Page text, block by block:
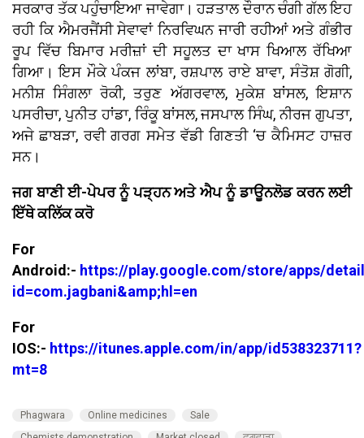
ਸਰਕਾਰ ਤੱਕ ਪਹੁੰਚਾਇਆ ਜਾਵੇਗਾ। ਹੜਤਾਲ ਦੌਰਾਨ ਚੰਗੀ ਗੱਲ ਇਹ
ਰਹੀ ਕਿ ਐਮਰਜੈਂਸੀ ਸੇਵਾਵਾਂ ਨਿਰਵਿਘਨ ਜਾਰੀ ਰਹੀਆਂ ਅਤੇ ਗੰਭੀਰ
ਰੂਪ ਵਿੱਚ ਬਿਮਾਰ ਮਰੀਜ਼ਾਂ ਦੀ ਸਹੂਲਤ ਦਾ ਖਾਸ ਖਿਆਲ ਰੱਖਿਆ
ਗਿਆ। ਇਸ ਮੌਕੇ ਪੰਕਜ ਲਾਂਬਾ, ਰਸ਼ਪਾਲ ਰਾਏ ਬਾਵਾ, ਸੰਤੋਸ਼ ਗੋਗੀ,
ਮਨੀਸ਼ ਸਿੰਗਲਾ ਰੋਕੀ, ਤਰੁਣ ਅੱਗਰਵਾਲ, ਮੁਕੇਸ਼ ਬਾਂਸਲ, ਇਸ਼ਾਨ
ਪਸਰੀਚਾ, ਪੁਨੀਤ ਹਾਂਡਾ, ਰਿੰਕੂ ਬਾਂਸਲ, ਜਸਪਾਲ ਸਿੰਘ, ਨੀਰਜ ਗੁਪਤਾ,
ਅਜੇ ਛਾਬੜਾ, ਰਵੀ ਗਰਗ ਸਮੇਤ ਵੱਡੀ ਗਿਣਤੀ ‘ਚ ਕੈਮਿਸਟ ਹਾਜ਼ਰ
ਸਨ।
ਜਗ ਬਾਣੀ ਈ-ਪੇਪਰ ਨੂੰ ਪੜ੍ਹਨ ਅਤੇ ਐਪ ਨੂੰ ਡਾਊਨਲੋਡ ਕਰਨ ਲਈ
ਇੱਥੇ ਕਲਿੱਕ ਕਰੋ
For
Android:- https://play.google.com/store/apps/
id=com.jagbani&amp;hl=en
For
IOS:- https://itunes.apple.com/in/app/id538323711?
mt=8
Phagwara Online medicines
Sale